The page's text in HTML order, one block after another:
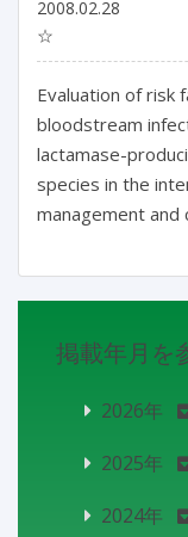
2008.02.28
☆
Evaluation of risk
bloodstream
lactamase-
species in the
management and
掲載年月を
2026年
2025年
2024年